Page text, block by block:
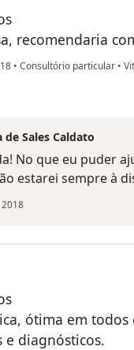
recomendaria
• Consultório particular •
usuário
de Sales Caldato
No que eu puder
estarei sempre à
ótima em todos
e diagnósticos.